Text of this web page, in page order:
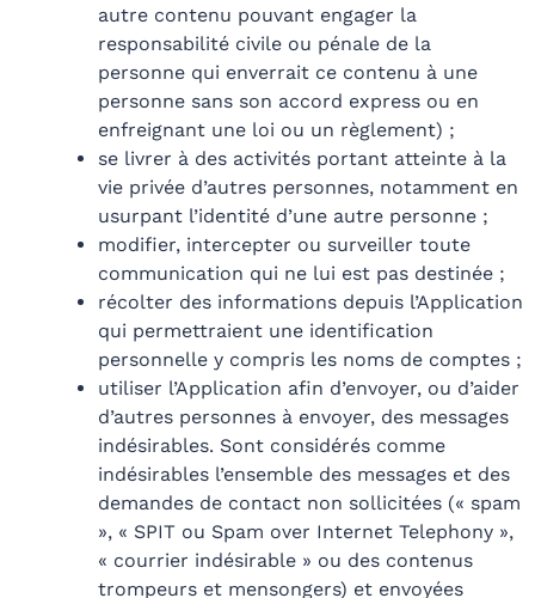
autre contenu pouvant engager la
responsabilité civile ou pénale de la
personne qui enverrait ce contenu à une
personne sans son accord express ou en
enfreignant une loi ou un règlement) ;
se livrer à des activités portant atteinte à la
vie privée d’autres personnes, notamment en
usurpant l’identité d’une autre personne ;
modifier, intercepter ou surveiller toute
communication qui ne lui est pas destinée ;
récolter des informations depuis l’Application
qui permettraient une identification
personnelle y compris les noms de comptes ;
utiliser l’Application afin d’envoyer, ou d’aider
d’autres personnes à envoyer, des messages
indésirables. Sont considérés comme
indésirables l’ensemble des messages et des
demandes de contact non sollicitées (« spam
», « SPIT ou Spam over Internet Telephony »,
« courrier indésirable » ou des contenus
trompeurs et mensongers) et envoyées